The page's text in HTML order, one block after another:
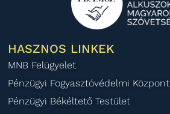
HASZNOS LINKEK
MNB Felügyelet
Pénzügyi Fogyasztóvédelmi Központ
Pénzügyi Békéltető Testület